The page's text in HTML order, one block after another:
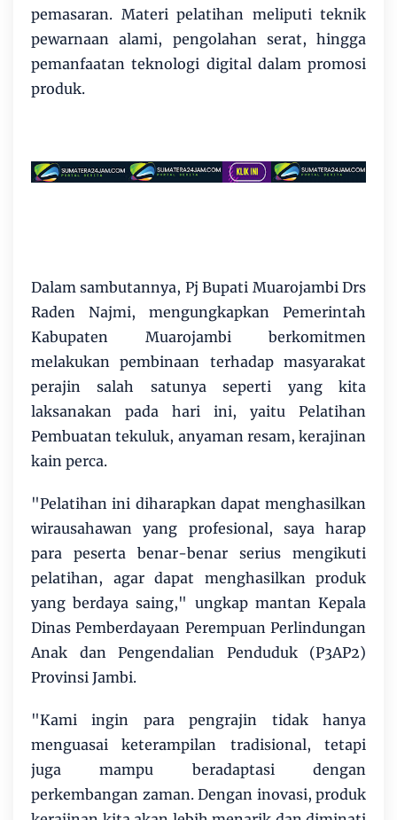
pemasaran. Materi pelatihan meliputi teknik
pewarnaan alami, pengolahan serat, hingga
pemanfaatan teknologi digital dalam promosi
produk.
Dalam sambutannya, Pj Bupati Muarojambi Drs
Raden Najmi, mengungkapkan Pemerintah
Kabupaten Muarojambi berkomitmen
melakukan pembinaan terhadap masyarakat
perajin salah satunya seperti yang kita
laksanakan pada hari ini, yaitu Pelatihan
Pembuatan tekuluk, anyaman resam, kerajinan
kain perca.
"Pelatihan ini diharapkan dapat menghasilkan
wirausahawan yang profesional, saya harap
para peserta benar-benar serius mengikuti
pelatihan, agar dapat menghasilkan produk
yang berdaya saing," ungkap mantan Kepala
Dinas Pemberdayaan Perempuan Perlindungan
Anak dan Pengendalian Penduduk (P3AP2)
Provinsi Jambi.
"Kami ingin para pengrajin tidak hanya
menguasai keterampilan tradisional, tetapi
juga mampu beradaptasi dengan
perkembangan zaman. Dengan inovasi, produk